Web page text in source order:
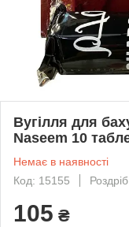
Вугілля для
Naseem 10
Немає в наявності
Код: 15155
Роздріб
105 ₴